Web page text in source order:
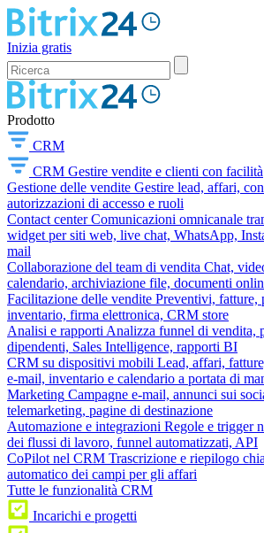
Inizia gratis
Prodotto
CRM
CRM Gestire vendite e clienti con facilità
Gestione delle vendite Gestire lead, affari,
autorizzazioni di accesso e ruoli
Contact center Comunicazioni omnicanale
widget per siti web, live chat, WhatsApp,
mail
Collaborazione del team di vendita Chat,
calendario, archiviazione file, documenti
Facilitazione delle vendite Preventivi, fatture,
inventario, firma elettronica, CRM store
Analisi e rapporti Analizza funnel di vendita,
dipendenti, Sales Intelligence, rapporti BI
CRM su dispositivi mobili Lead, affari,
e-mail, inventario e calendario a portata di
Marketing Campagne e-mail, annunci sui
telemarketing, pagine di destinazione
Automazione e integrazioni Regole e trigger
dei flussi di lavoro, funnel automatizzati, API
CoPilot nel CRM Trascrizione e riepilogo
automatico dei campi per gli affari
Tutte le funzionalità CRM
Incarichi e progetti